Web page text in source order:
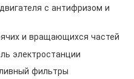
с антифризом и
и вращающихся частей
электростанции
фильтры